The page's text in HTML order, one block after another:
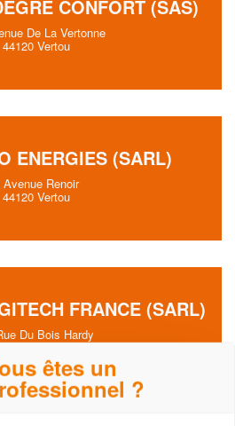
CONFORT (SAS)
De La Vertonne
44120 Vertou
ENERGIES (SARL)
Avenue Renoir
44120 Vertou
FRANCE (SARL)
Du Bois Hardy
44120 Vertou
êtes un
?